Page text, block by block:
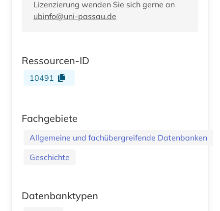
Lizenzierung wenden Sie sich gerne an
ubinfo@uni-passau.de
Ressourcen-ID
10491
Fachgebiete
Allgemeine und fachübergreifende Datenbanken
Geschichte
Datenbanktypen